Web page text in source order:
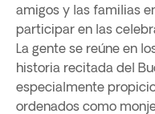
amigos y las familias
participar en las
La gente se reúne en
historia recitada del
especialmente
ordenados como